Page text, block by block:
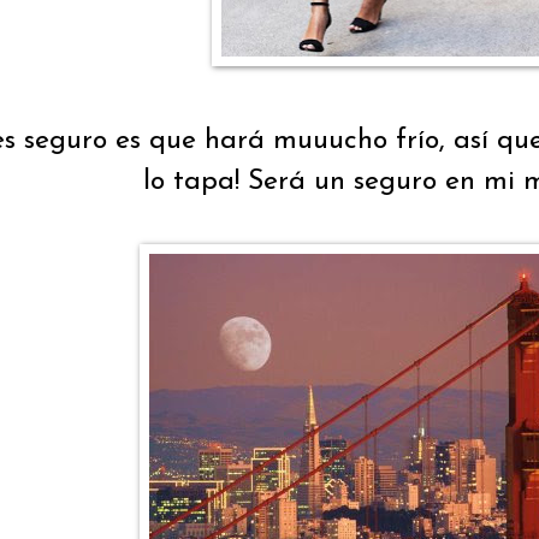
seguro es que hará muuucho frío, así
lo tapa! Será un seguro en mi